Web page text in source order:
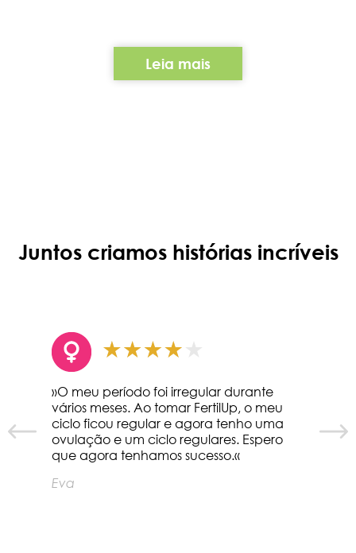
Leia mais
Juntos criamos histórias incríveis
»O meu período foi irregular durante
vários meses. Ao tomar FertilUp, o meu
ciclo ficou regular e agora tenho uma
ovulação e um ciclo regulares. Espero
que agora tenhamos sucesso.«
Eva